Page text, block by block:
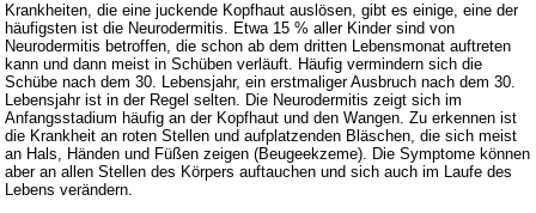
Krankheiten, die eine juckende Kopfhaut auslösen, gibt es einige, eine der
häufigsten ist die Neurodermitis. Etwa 15 % aller Kinder sind von
Neurodermitis betroffen, die schon ab dem dritten Lebensmonat auftreten
kann und dann meist in Schüben verläuft. Häufig vermindern sich die
Schübe nach dem 30. Lebensjahr, ein erstmaliger Ausbruch nach dem 30.
Lebensjahr ist in der Regel selten. Die Neurodermitis zeigt sich im
Anfangsstadium häufig an der Kopfhaut und den Wangen. Zu erkennen ist
die Krankheit an roten Stellen und aufplatzenden Bläschen, die sich meist
an Hals, Händen und Füßen zeigen (Beugeekzeme). Die Symptome können
aber an allen Stellen des Körpers auftauchen und sich auch im Laufe des
Lebens verändern.